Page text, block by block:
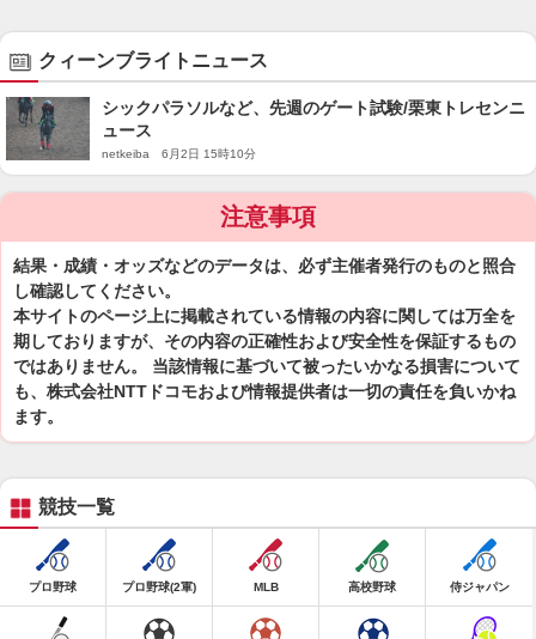
クィーンブライトニュース
シックパラソルなど、先週のゲート試験/栗東トレセンニ
ュース
netkeiba 6月2日 15時10分
注意事項
結果・成績・オッズなどのデータは、必ず主催者発行のものと照合
し確認してください。
本サイトのページ上に掲載されている情報の内容に関しては万全を
期しておりますが、その内容の正確性および安全性を保証するもの
ではありません。 当該情報に基づいて被ったいかなる損害について
も、株式会社NTTドコモおよび情報提供者は一切の責任を負いかね
ます。
競技一覧
プロ野球 プロ野球(2軍) MLB 高校野球 侍ジャパン